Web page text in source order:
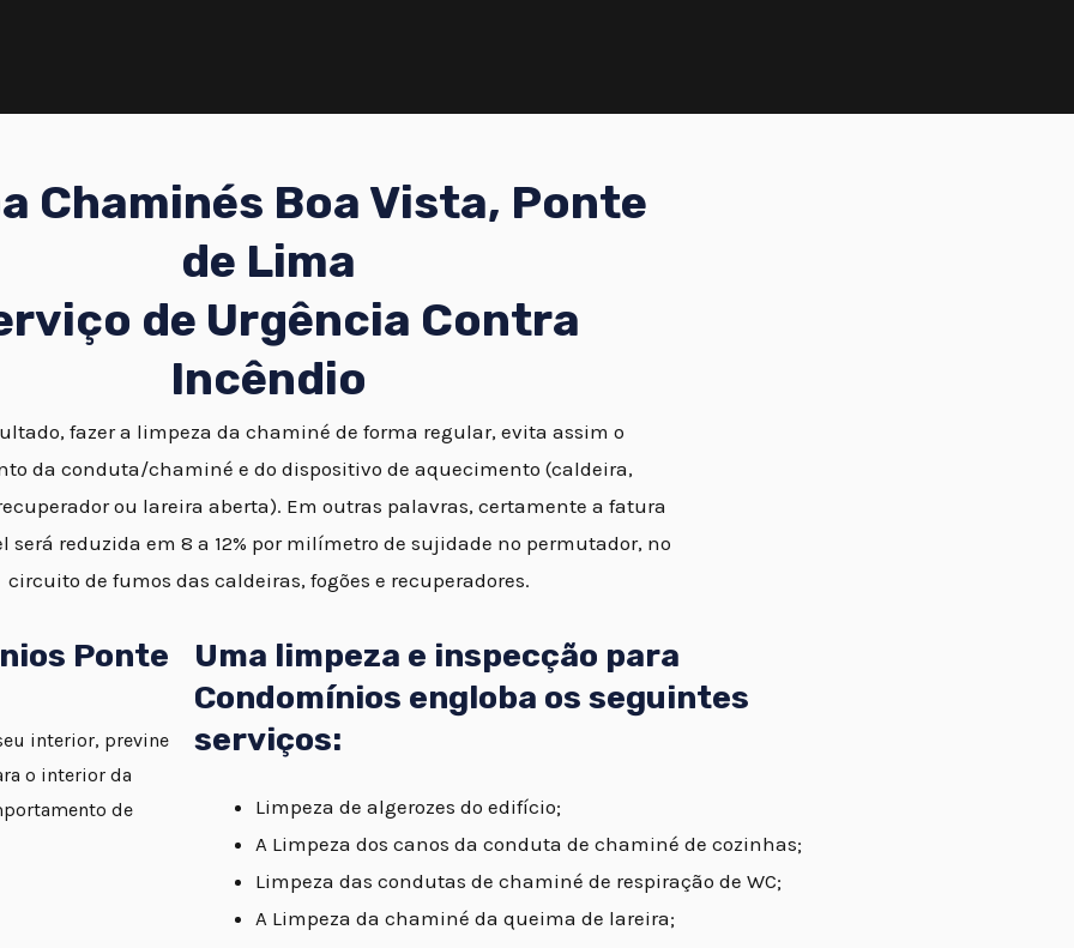
Chaminés Boa Vista, Ponte
de Lima
de Urgência Contra
Incêndio
fazer a limpeza da chaminé de forma regular, evita assim o
da conduta/chaminé e do dispositivo de aquecimento (caldeira,
ou lareira aberta). Em outras palavras, certamente a fatura
será reduzida em 8 a 12% por milímetro de sujidade no permutador, no
circuito de fumos das caldeiras, fogões e recuperadores.
Ponte
interior, previne
o interior da
de
Uma limpeza e inspecção para
Condomínios engloba os seguintes
serviços:
Limpeza de algerozes do edifício;
A Limpeza dos canos da conduta de chaminé de cozinhas;
Limpeza das condutas de chaminé de respiração de WC;
A Limpeza da chaminé da queima de lareira;